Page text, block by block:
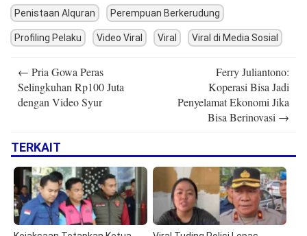
Penistaan Alquran Perempuan Berkerudung
Profiling Pelaku Video Viral Viral Viral di Media Sosial
navigation
← Pria Gowa Peras
Selingkuhan Rp100 Juta
dengan Video Syur
Ferry Juliantono:
Koperasi Bisa Jadi
Penyelamat Ekonomi Jika
Bisa Berinovasi →
TERKAIT